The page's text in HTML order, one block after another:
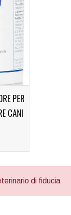
PER
CANI
di fiducia